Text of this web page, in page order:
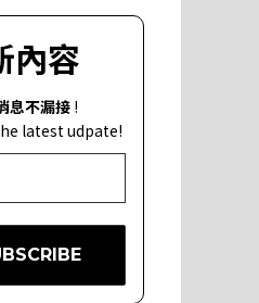
內容
息不漏接!
latest udpate!